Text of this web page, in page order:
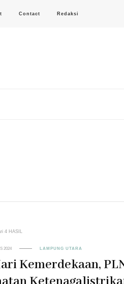
Contact Redaksi
4 HASIL
2024 LAMPUNG UTARA
Kemerdekaan,